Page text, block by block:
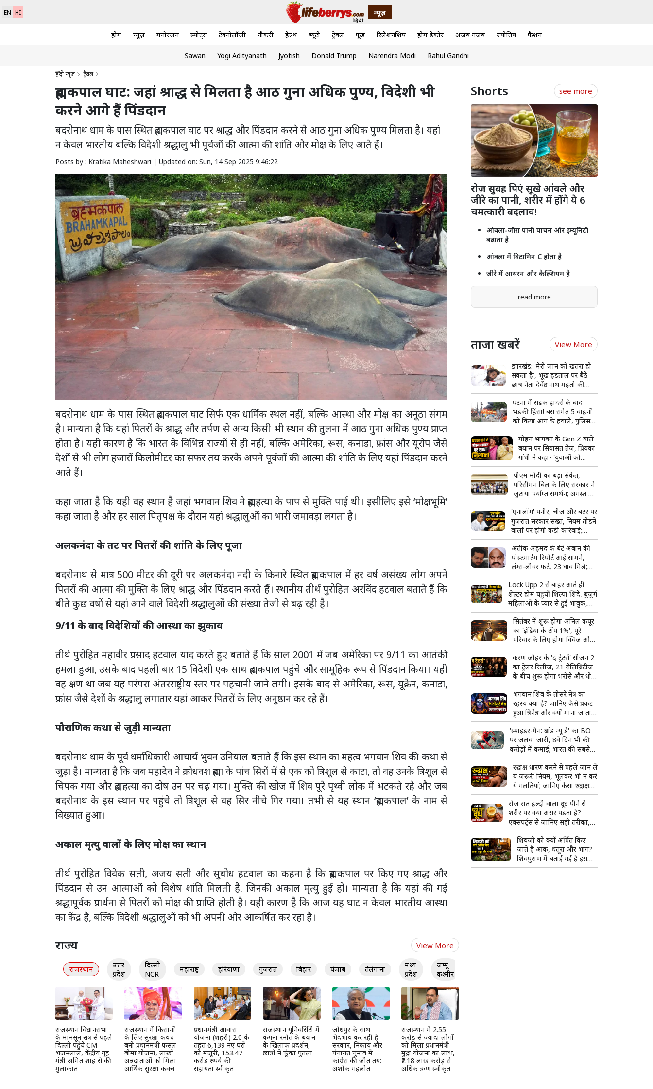
EN HI न्यूज़
होम न्यूज़ मनोरंजन स्पोर्ट्स टेक्नोलॉजी नौकरी हेल्थ ब्यूटी ट्रेवल फ़ूड रिलेशनशिप होम डेकोर अजब गजब ज्योतिष फैशन
Sawan Yogi Adityanath Jyotish Donald Trump Narendra Modi Rahul Gandhi
हिंदी न्यूज़ ट्रैवल
ब्रह्मकपाल घाट: जहां श्राद्ध से मिलता है आठ गुना अधिक पुण्य, विदेशी भी
करने आगे हैं पिंडदान
बदरीनाथ धाम के पास स्थित ब्रह्मकपाल घाट पर श्राद्ध और पिंडदान करने से आठ गुना अधिक पुण्य मिलता है। यहां
न केवल भारतीय बल्कि विदेशी श्रद्धालु भी पूर्वजों की आत्मा की शांति और मोक्ष के लिए आते हैं।
Posts by : Kratika Maheshwari | Updated on: Sun, 14 Sep 2025 9:46:22
बदरीनाथ धाम के पास स्थित ब्रह्मकपाल घाट सिर्फ एक धार्मिक स्थल नहीं, बल्कि आस्था और मोक्ष का अनूठा संगम
है। मान्यता है कि यहां पितरों के श्राद्ध और तर्पण से अन्य किसी भी स्थान की तुलना में आठ गुना अधिक पुण्य प्राप्त
होता है। यही कारण है कि भारत के विभिन्न राज्यों से ही नहीं, बल्कि अमेरिका, रूस, कनाडा, फ्रांस और यूरोप जैसे
देशों से भी लोग हजारों किलोमीटर का सफर तय करके अपने पूर्वजों की आत्मा की शांति के लिए यहां पिंडदान करने
आते हैं।
कहा जाता है कि यही वह स्थान है जहां भगवान शिव ने ब्रह्महत्या के पाप से मुक्ति पाई थी। इसीलिए इसे ‘मोक्षभूमि’
कहा जाता है और हर साल पितृपक्ष के दौरान यहां श्रद्धालुओं का भारी जमावड़ा लगता है।
अलकनंदा के तट पर पितरों की शांति के लिए पूजा
बदरीनाथ से मात्र 500 मीटर की दूरी पर अलकनंदा नदी के किनारे स्थित ब्रह्मकपाल में हर वर्ष असंख्य लोग अपने
पितरों की आत्मा की मुक्ति के लिए श्राद्ध और पिंडदान करते हैं। स्थानीय तीर्थ पुरोहित अरविंद हटवाल बताते हैं कि
बीते कुछ वर्षों से यहां आने वाले विदेशी श्रद्धालुओं की संख्या तेजी से बढ़ रही है।
9/11 के बाद विदेशियों की आस्था का झुकाव
तीर्थ पुरोहित महावीर प्रसाद हटवाल याद करते हुए बताते हैं कि साल 2001 में जब अमेरिका पर 9/11 का आतंकी
हमला हुआ, उसके बाद पहली बार 15 विदेशी एक साथ ब्रह्मकपाल पहुंचे और सामूहिक रूप से पिंडदान किया। यही
वह क्षण था जब यह परंपरा अंतरराष्ट्रीय स्तर पर पहचानी जाने लगी। इसके बाद से अमेरिका, रूस, यूक्रेन, कनाडा,
फ्रांस जैसे देशों के श्रद्धालु लगातार यहां आकर पितरों के लिए अनुष्ठान कर रहे हैं।
पौराणिक कथा से जुड़ी मान्यता
बदरीनाथ धाम के पूर्व धर्माधिकारी आचार्य भुवन उनियाल बताते हैं कि इस स्थान का महत्व भगवान शिव की कथा से
जुड़ा है। मान्यता है कि जब महादेव ने क्रोधवश ब्रह्मा के पांच सिरों में से एक को त्रिशूल से काटा, तो वह उनके त्रिशूल से
चिपक गया और ब्रह्महत्या का दोष उन पर चढ़ गया। मुक्ति की खोज में शिव पूरे पृथ्वी लोक में भटकते रहे और जब
बदरीनाथ के इस स्थान पर पहुंचे तो त्रिशूल से वह सिर नीचे गिर गया। तभी से यह स्थान ‘ब्रह्मकपाल’ के नाम से
विख्यात हुआ।
अकाल मृत्यु वालों के लिए मोक्ष का स्थान
तीर्थ पुरोहित विवेक सती, अजय सती और सुबोध हटवाल का कहना है कि ब्रह्मकपाल पर किए गए श्राद्ध और
पिंडदान से उन आत्माओं को विशेष शांति मिलती है, जिनकी अकाल मृत्यु हुई हो। मान्यता है कि यहां की गई
श्रद्धापूर्वक प्रार्थना से पितरों को मोक्ष की प्राप्ति होती है। यही कारण है कि आज यह घाट न केवल भारतीय आस्था
का केंद्र है, बल्कि विदेशी श्रद्धालुओं को भी अपनी ओर आकर्षित कर रहा है।
राज्य View More
राजस्थान
उत्तर
प्रदेश
दिल्ली
NCR
महाराष्ट्र हरियाणा गुजरात बिहार पंजाब तेलंगाना
मध्य
प्रदेश
जम्मू
कश्मीर
राजस्थान विधानसभा
के मानसून सत्र से पहले
दिल्ली पहुंचे CM
भजनलाल, केंद्रीय गृह
मंत्री अमित शाह से की
मुलाकात
राजस्थान में किसानों
के लिए सुरक्षा कवच
बनी प्रधानमंत्री फसल
बीमा योजना, लाखों
अन्नदाताओं को मिला
आर्थिक सुरक्षा कवच
प्रधानमंत्री आवास
योजना (शहरी) 2.0 के
तहत 6,139 नए घरों
को मंजूरी, 153.47
करोड़ रुपये की
सहायता स्वीकृत
राजस्थान यूनिवर्सिटी में
कंगना रनौत के बयान
के खिलाफ प्रदर्शन,
छात्रों ने फूंका पुतला
जोधपुर के साथ
भेदभाव कर रही है
सरकार, निकाय और
पंचायत चुनाव में
कांग्रेस की जीत तय:
अशोक गहलोत
राजस्थान में 2.55
करोड़ से ज्यादा लोगों
को मिला प्रधानमंत्री
मुद्रा योजना का लाभ,
₹2.18 लाख करोड़ से
अधिक ऋण स्वीकृत
Shorts see more
रोज़ सुबह पिएं सूखे आंवले और
जीरे का पानी, शरीर में होंगे ये 6
चमत्कारी बदलाव!
आंवला-जीरा पानी पाचन और इम्यूनिटी
बढ़ाता है
आंवला में विटामिन C होता है
जीरे में आयरन और कैल्शियम है
read more
ताजा खबरें View More
झारखंड: 'मेरी जान को खतरा हो
सकता है', भूख हड़ताल पर बैठे
छात्र नेता देवेंद्र नाथ महतो की
बिगड़ी हालत, अस्पताल में भर्ती
पटना में सड़क हादसे के बाद
भड़की हिंसा! बस समेत 5 वाहनों
को किया आग के हवाले, पुलिस
और मीडिया पर भी पथराव
मोहन भागवत के Gen Z वाले
बयान पर सियासत तेज, प्रियंका
गांधी ने कहा- 'युवाओं को
उनके...'
पीएम मोदी का बड़ा संकेत,
परिसीमन बिल के लिए सरकार ने
जुटाया पर्याप्त समर्थन; अगस्त में
हो सकता है विशेष सत्र
'एनालॉग' पनीर, चीज और बटर पर
गुजरात सरकार सख्त, नियम तोड़ने
वालों पर होगी कड़ी कार्रवाई;
टास्क फोर्स बनाने का ऐलान
अतीक अहमद के बेटे अबान की
पोस्टमार्टम रिपोर्ट आई सामने,
लंग्स-लीवर फटे, 23 घाव मिले;
शव देखकर रो पड़ा भाई अहजम
Lock Upp 2 से बाहर आते ही
शेल्टर होम पहुंचीं शिल्पा शिंदे, बुजुर्ग
महिलाओं के प्यार से हुईं भावुक,
बोलीं- 'ऐसा लग रहा है जैसे मैं ही
जीत गई'
सितंबर में शुरू होगा अनिल कपूर
का 'इंडिया के टॉप 1%', पूरे
परिवार के लिए होगा क्विज और
मस्ती का शानदार कॉम्बो
करण जौहर के 'द ट्रेटर्स' सीजन 2
का ट्रेलर रिलीज, 21 सेलिब्रिटीज
के बीच शुरू होगा भरोसे और धोखे
का सबसे बड़ा खेल
भगवान शिव के तीसरे नेत्र का
रहस्य क्या है? जानिए कैसे प्रकट
हुआ त्रिनेत्र और क्यों माना जाता है
दिव्य शक्ति का प्रतीक
'स्पाइडर-मैन: ब्रांड न्यू डे' का BO
पर जलवा जारी, 8वें दिन भी की
करोड़ों में कमाई; भारत की सबसे
बड़ी हॉलीवुड फिल्म बनने से इतनी
दूर
रुद्राक्ष धारण करने से पहले जान लें
ये जरूरी नियम, भूलकर भी न करें
ये गलतियां; जानिए कैसा रुद्राक्ष
माना जाता है शुभ
रोज रात हल्दी वाला दूध पीने से
शरीर पर क्या असर पड़ता है?
एक्सपर्ट्स से जानिए सही तरीका,
फायदे और किन लोगों को करना
चाहिए परहेज
शिवजी को क्यों अर्पित किए
जाते हैं आक, धतूरा और भांग?
शिवपुराण में बताई गई है इसकी
खास वजह